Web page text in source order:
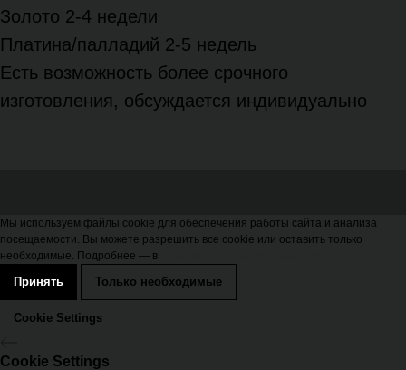
Золото 2-4 недели
Платина/палладий 2-5 недель
Есть возможность более срочного
изготовления, обсуждается индивидуально
Мы используем файлы cookie для обеспечения работы сайта и анализа
посещаемости. Вы можете разрешить все cookie или оставить только
необходимые. Подробнее — в
Принять Только необходимые
Cookie Settings
Cookie Settings